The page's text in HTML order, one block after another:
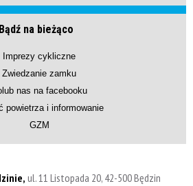
Bądź na bieżąco
Imprezy cykliczne
Zwiedzanie zamku
nas na facebooku
powietrza i informowanie
GZM
ul. 11 Listopada 20, 42-500 Będzin